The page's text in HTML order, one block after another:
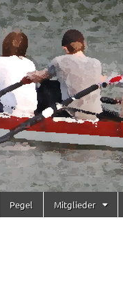
Pegel Mitglieder